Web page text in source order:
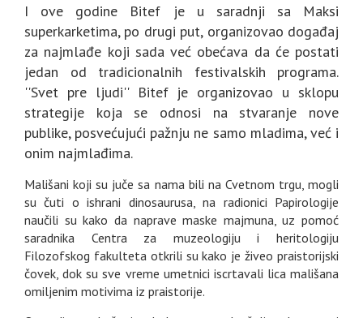
I ove godine Bitef je u saradnji sa Maksi
superkarketima, po drugi put, organizovao događaj
za najmlađe koji sada već obećava da će postati
jedan od tradicionalnih festivalskih programa.
''Svet pre ljudi'' Bitef je organizovao u sklopu
strategije koja se odnosi na stvaranje nove
publike, posvećujući pažnju ne samo mladima, već i
onim najmlađima.
Mališani koji su juče sa nama bili na Cvetnom trgu, mogli
su čuti o ishrani dinosaurusa, na radionici Papirologije
naučili su kako da naprave maske majmuna, uz pomoć
saradnika Centra za muzeologiju i heritologiju
Filozofskog fakulteta otkrili su kako je živeo praistorijski
čovek, dok su sve vreme umetnici iscrtavali lica mališana
omiljenim motivima iz praistorije.